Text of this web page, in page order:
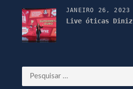
JANEIRO 26, 2023
Live óticas Diniz
Pesquisar
por: